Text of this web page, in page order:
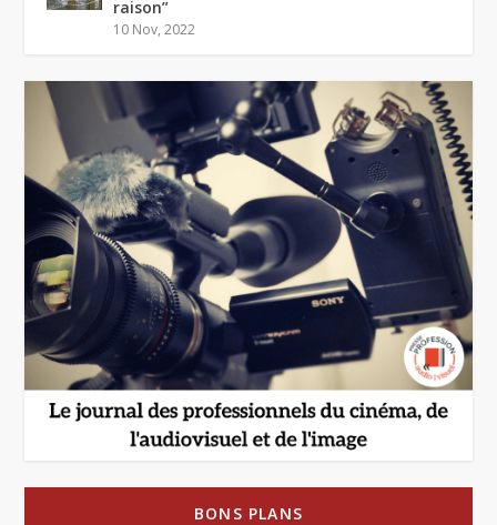
raison”
10 Nov, 2022
BONS PLANS